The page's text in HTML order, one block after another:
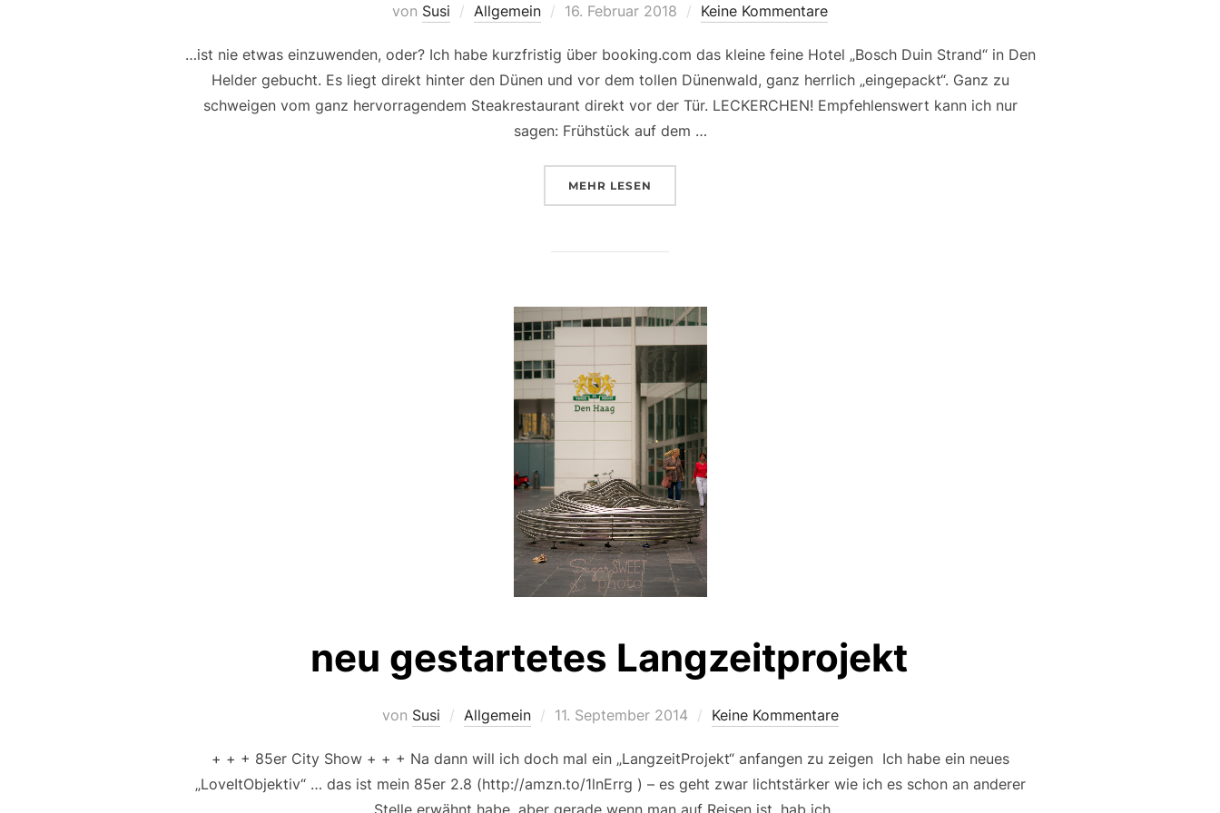
von Susi Allgemein
Veröffentlicht
16. Februar 2018 Keine Kommentare
…ist nie etwas einzuwenden, oder? Ich habe kurzfristig über booking.com das kleine feine Hotel „Bosch Duin Strand“ in Den
Helder gebucht. Es liegt direkt hinter den Dünen und vor dem tollen Dünenwald, ganz herrlich „eingepackt“. Ganz zu
schweigen vom ganz hervorragendem Steakrestaurant direkt vor der Tür. LECKERCHEN! Empfehlenswert kann ich nur
sagen: Frühstück auf dem …
MEHR ÜBER „GEGEN EINEN TAG AM MEER…“
LESEN
neu gestartetes Langzeitprojekt
von Susi Allgemein
Veröffentlicht
11. September 2014 Keine Kommentare
+ + + 85er City Show + + + Na dann will ich doch mal ein „LangzeitProjekt“ anfangen zu zeigen Ich habe ein neues
„LoveItObjektiv“ … das ist mein 85er 2.8 (http://amzn.to/1lnErrg ) – es geht zwar lichtstärker wie ich es schon an anderer
Stelle erwähnt habe, aber gerade wenn man auf Reisen ist, hab ich …